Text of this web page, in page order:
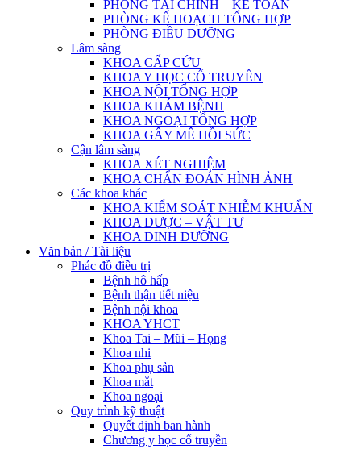
PHÒNG TÀI CHÍNH – KẾ TOÁN
PHÒNG KẾ HOẠCH TỔNG HỢP
PHÒNG ĐIỀU DƯỠNG
Lâm sàng
KHOA CẤP CỨU
KHOA Y HỌC CỔ TRUYỀN
KHOA NỘI TỔNG HỢP
KHOA KHÁM BỆNH
KHOA NGOẠI TỔNG HỢP
KHOA GÂY MÊ HỒI SỨC
Cận lâm sàng
KHOA XÉT NGHIỆM
KHOA CHẨN ĐOÁN HÌNH ẢNH
Các khoa khác
KHOA KIỂM SOÁT NHIỄM KHUẨN
KHOA DƯỢC – VẬT TƯ
KHOA DINH DƯỠNG
Văn bản / Tài liệu
Phác đồ điều trị
Bệnh hô hấp
Bệnh thận tiết niệu
Bệnh nội khoa
KHOA YHCT
Khoa Tai – Mũi – Họng
Khoa nhi
Khoa phụ sản
Khoa mắt
Khoa ngoại
Quy trình kỹ thuật
Quyết định ban hành
Chương y học cổ truyền